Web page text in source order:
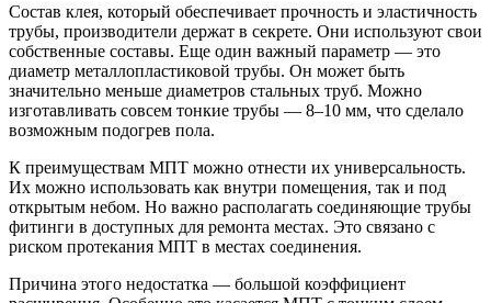
Состав клея, который обеспечивает прочность и эластичность
трубы, производители держат в секрете. Они используют свои
собственные составы. Еще один важный параметр — это
диаметр металлопластиковой трубы. Он может быть
значительно меньше диаметров стальных труб. Можно
изготавливать совсем тонкие трубы — 8–10 мм, что сделало
возможным подогрев пола.
К преимуществам МПТ можно отнести их универсальность.
Их можно использовать как внутри помещения, так и под
открытым небом. Но важно располагать соединяющие трубы
фитинги в доступных для ремонта местах. Это связано с
риском протекания МПТ в местах соединения.
Причина этого недостатка — большой коэффициент